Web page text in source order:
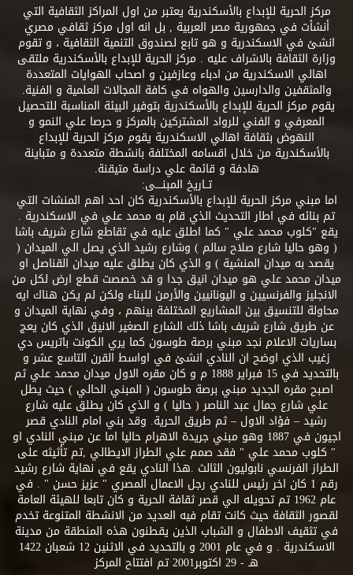
مركز الحرية للإبداع بالأسكندرية يعتبر من اول المراكز الثقافية التي
أنشأت في جمهورية مصر العربية , بل انه اول مركز ثقافي مصري
انشئ في الاسكندرية و هو تابع لصندوق التنمية الثقافية ، و تقوم
وزارة الثقافة بالاشراف عليه . مركز الحرية للإبداع بالأسكندرية ملتقى
اهالي الاسكندرية من ادباء وعازفين و اصحاب الهوايات المتعددة
والمثقفين والدارسين والهواه في كافة المجالات العلمية و الفنية.
يقوم مركز الحرية للإبداع بالأسكندرية بتوفير البيئة المناسبة للتحصيل
المعرفي و الفني للرواد المشتركين بالمركز و حرصا علي النمو و
النهوض بثقافة اهالي الاسكندرية يقوم مركز الحرية للإبداع
بالأسكندرية من خلال اقسامه المختلفة بانشطة متعددة و متباينة
هادفة و قائمة علي دراسة متيقنة.
تــاريخ المبنــــى:
اما مبني مركز الحرية للإبداع بالأسكندرية كان احد اهم المنشات التي
تم بنائه في اطار التحديث الذي قام به محمد علي في الاسكندرية .
يقع "كلوب محمد علي " كما اطلق عليه في تقاطع شارع شريف باشا
( وهو حاليا شارع صلاح سالم ) وشارع رشيد الذي يصل الي الميدان (
يقصد به ميدان المنشية ) و الذي كان يطلق عليه ميدان القناصل او
ميدان محمد علي هو ميدان انيق جدا و قد خصصت قطع ارض لكل من
الانجليز والفرنسيين و اليونانيين والأرمن للبناء ولكن لم يكن هناك ايه
محاولة للتنسيق بين المشاريع المختلفة بينهم ، وفي نهاية الميدان و
عن طريق شارع شريف باشا ذلك الشارع الصغير الانيق الذي كان يعج
بساريات الاعلام نجد مبني برصة طوسون كما يري الكونت باتريس دي
زغيب الذي اوضح ان النادي انشئ في اواسط القرن التاسع عشر و
بالتحديد في 15 فبراير 1888 م و كان مقره الاول ميدان محمد علي ثم
اصبح مقره الجديد مبني برصة طوسون ( المبني الحالي ) حيث يطل
علي شارع جمال عبد الناصر ( حاليا ) و الذي كان يطلق عليه شارع
رشيد – فؤاد الاول – ثم طريق الحرية. وقد بني امام النادي قصر
اجيون في 1887 وهو مبني جريدة الاهرام حاليا اما عن مبني النادي او
" كلوب محمد علي " فقد صمم علي الطراز الايطالي ,تم تأثيثه على
الطراز الفرنسي نابوليون الثالث .هذا النادي يقع في نهاية شارع رشيد
رقم 1 كان اخر رئيس للنادي رجل الاعمال المصري " عزيز حسن " . في
عام 1962 تم تحويله الي قصر ثقافة الحرية و كان تابعا للهيئة العامة
لقصور الثقافة حيث كانت تقام فيه العديد من الانشطة المتنوعة تخدم
في تثقيف الاطفال و الشباب الذين يقطنون هذه المنطقة من مدينة
الاسكندرية . و في عام 2001 و بالتحديد في الاثنين 12 شعبان 1422
هـ - 29 اكتوبر2001 تم افتتاح المركز